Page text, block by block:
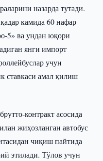
назарда тутади.
камида 60 нафар
5» ва ундан юқори
янги импорт
учун
ставкаси амал қилиш
контракт асосида
жиҳозланган автобус
чиқиш пайтида
этилади. Тўлов учун